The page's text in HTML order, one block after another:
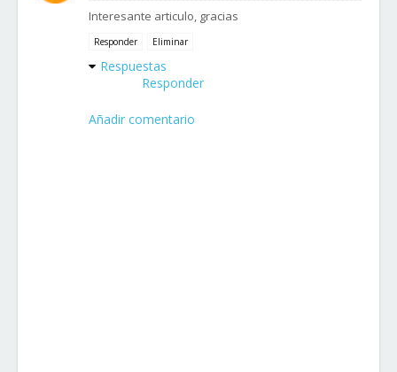
Interesante articulo, gracias
Responder Eliminar
Respuestas
Responder
Añadir comentario